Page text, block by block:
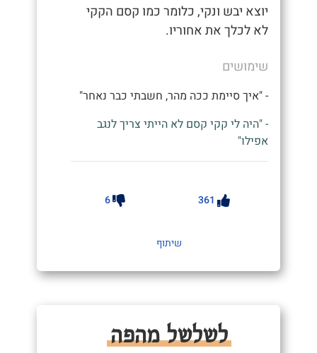
יוצא יבש ונקי, כלומר כמו קסם הקקי
לא לכלך את אחוריו.
שימושים
- "איך סיימת ככה מהר, חשבתי כבר נאחר"
- "היה לי קקי קסם לא הייתי צריך לנגב
אפילו"
361
6
שיתוף
לשלשל מהפה